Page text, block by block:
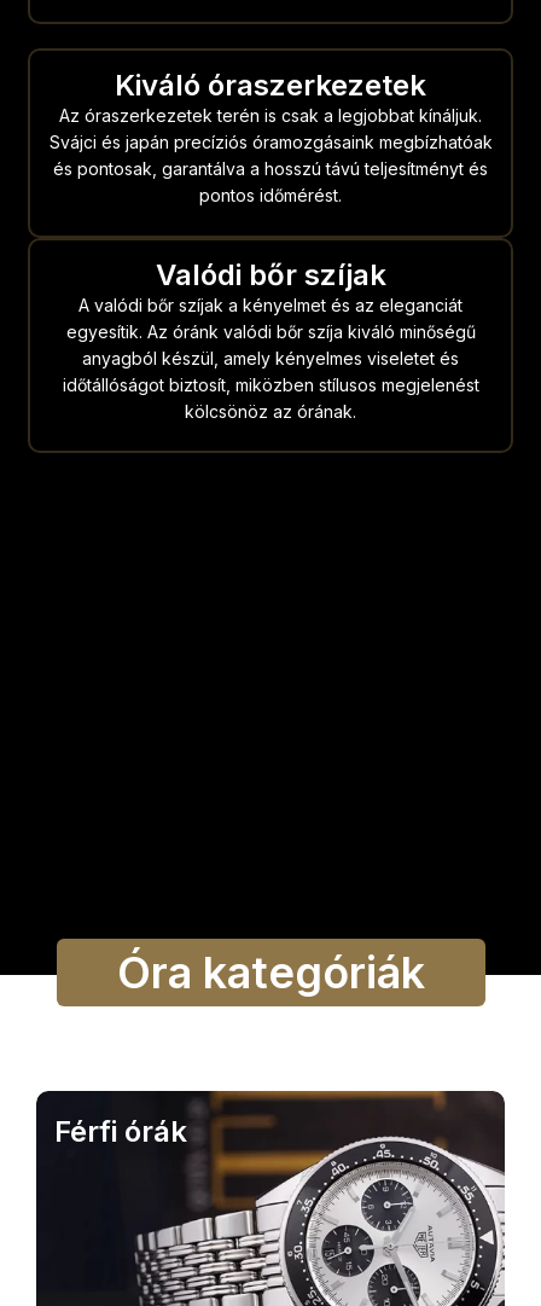
Kiváló óraszerkezetek
Az óraszerkezetek terén is csak a legjobbat kínáljuk.
Svájci és japán precíziós óramozgásaink megbízhatóak
és pontosak, garantálva a hosszú távú teljesítményt és
pontos időmérést.
Valódi bőr szíjak
A valódi bőr szíjak a kényelmet és az eleganciát
egyesítik. Az óránk valódi bőr szíja kiváló minőségű
anyagból készül, amely kényelmes viseletet és
időtállóságot biztosít, miközben stílusos megjelenést
kölcsönöz az órának.
Óra kategóriák
Férfi órák